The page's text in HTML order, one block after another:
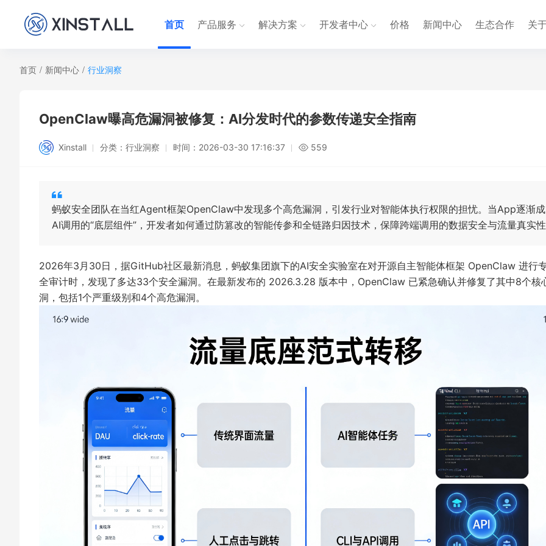
首页 产品服务 解决方案 开发者中心 价格 新闻中心 生态合作 关
首页 / 新闻中心 / 行业洞察
OpenClaw曝高危漏洞被修复：AI分发时代的参数传递安全指南
Xinstall 分类： 行业洞察 时间： 2026-03-30 17:16:37 559
蚂蚁安全团队在当红Agent框架OpenClaw中发现多个高危漏洞，引发行业对智能体执行权限的担忧。当App逐渐
AI调用的“底层组件”，开发者如何通过防篡改的智能传参和全链路归因技术，保障跨端调用的数据安全与流量真实
2026年3月30日，据GitHub社区最新消息，蚂蚁集团旗下的AI安全实验室在对开源自主智能体框架 OpenClaw 进行
全审计时，发现了多达33个安全漏洞。在最新发布的 2026.3.28 版本中，OpenClaw 已紧急确认并修复了其中8个核
洞，包括1个严重级别和4个高危漏洞。